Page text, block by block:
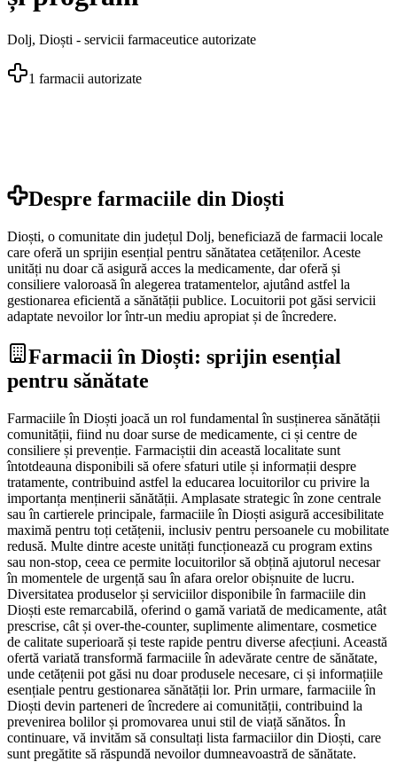
Dolj, Dioști - servicii farmaceutice autorizate
1 farmacii autorizate
Despre farmaciile din Dioști
Dioști, o comunitate din județul Dolj, beneficiază de farmacii locale
care oferă un sprijin esențial pentru sănătatea cetățenilor. Aceste
unități nu doar că asigură acces la medicamente, dar oferă și
consiliere valoroasă în alegerea tratamentelor, ajutând astfel la
gestionarea eficientă a sănătății publice. Locuitorii pot găsi servicii
adaptate nevoilor lor într-un mediu apropiat și de încredere.
Farmacii în Dioști: sprijin esențial
pentru sănătate
Farmaciile în Dioști joacă un rol fundamental în susținerea sănătății
comunității, fiind nu doar surse de medicamente, ci și centre de
consiliere și prevenție. Farmaciștii din această localitate sunt
întotdeauna disponibili să ofere sfaturi utile și informații despre
tratamente, contribuind astfel la educarea locuitorilor cu privire la
importanța menținerii sănătății. Amplasate strategic în zone centrale
sau în cartierele principale, farmaciile în Dioști asigură accesibilitate
maximă pentru toți cetățenii, inclusiv pentru persoanele cu mobilitate
redusă. Multe dintre aceste unități funcționează cu program extins
sau non-stop, ceea ce permite locuitorilor să obțină ajutorul necesar
în momentele de urgență sau în afara orelor obișnuite de lucru.
Diversitatea produselor și serviciilor disponibile în farmaciile din
Dioști este remarcabilă, oferind o gamă variată de medicamente, atât
prescrise, cât și over-the-counter, suplimente alimentare, cosmetice
de calitate superioară și teste rapide pentru diverse afecțiuni. Această
ofertă variată transformă farmaciile în adevărate centre de sănătate,
unde cetățenii pot găsi nu doar produsele necesare, ci și informațiile
esențiale pentru gestionarea sănătății lor. Prin urmare, farmaciile în
Dioști devin parteneri de încredere ai comunității, contribuind la
prevenirea bolilor și promovarea unui stil de viață sănătos. În
continuare, vă invităm să consultați lista farmaciilor din Dioști, care
sunt pregătite să răspundă nevoilor dumneavoastră de sănătate.